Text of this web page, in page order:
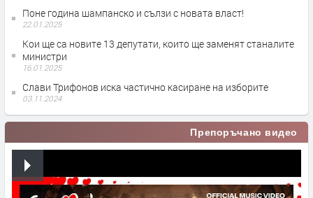
Поне година шампанско и сълзи с новата власт!
22.01.2025
Кои ще са новите 13 депутати, които ще заменят станалите
министри
16.01.2025
Слави Трифонов иска частично касиране на изборите
03.11.2024
Препоръчано видео